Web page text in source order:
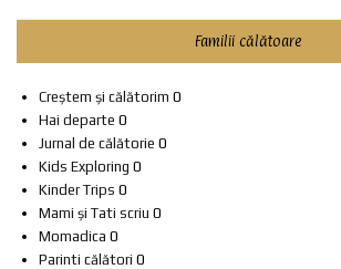
Familii călătoare
Creștem și călătorim 0
Hai departe 0
Jurnal de călătorie 0
Kids Exploring 0
Kinder Trips 0
Mami și Tati scriu 0
Momadica 0
Parinti călători 0